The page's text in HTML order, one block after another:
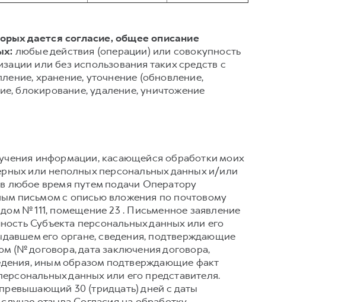
дается согласие, общее описание
любые действия (операции) или совокупность
или без использования таких средств с
хранение, уточнение (обновление,
блокирование, удаление, уничтожение
информации, касающейся обработки моих
или неполных персональных данных и/или
любое время путем подачи Оператору
письмом с описью вложения по почтовому
№ 111, помещение 23 . Письменное заявление
Субъекта персональных данных или его
его органе, сведения, подтверждающие
(№ договора, дата заключения договора,
иным образом подтверждающие факт
данных или его представителя.
30 (тридцать) дней с даты